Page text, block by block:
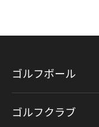
ゴルフボール
ゴルフクラブ